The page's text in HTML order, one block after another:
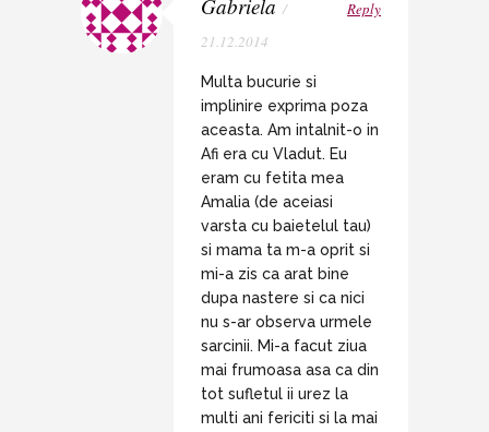
Gabriela /
21.12.2014
Reply
Multa bucurie si
implinire exprima poza
aceasta. Am intalnit-o in
Afi era cu Vladut. Eu
eram cu fetita mea
Amalia (de aceiasi
varsta cu baietelul tau)
si mama ta m-a oprit si
mi-a zis ca arat bine
dupa nastere si ca nici
nu s-ar observa urmele
sarcinii. Mi-a facut ziua
mai frumoasa asa ca din
tot sufletul ii urez la
multi ani fericiti si la mai